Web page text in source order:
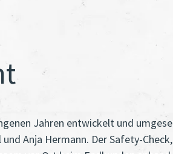
Jahren entwickelt und
Anja Hermann. Der Safety-